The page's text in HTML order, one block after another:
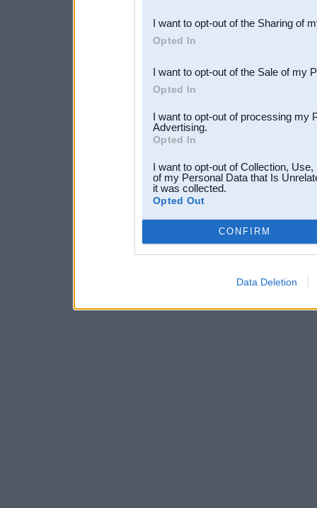
Downstream Participants
third parties.
I want to opt-out of the Sharing of
Opted In
I want to opt-out of the Sale of my
Opted In
I want to opt-out of processing my
Advertising.
Opted In
I want to opt-out of Collection,
of my Personal Data that Is
it was collected.
Opted Out
CONFIRM
Data Deletion